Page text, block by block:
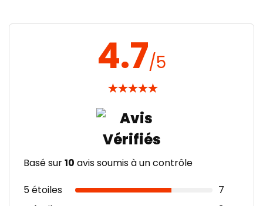
4.7/5
★★★★★
Basé sur10 avis soumis à un contrôle
5 étoiles
7